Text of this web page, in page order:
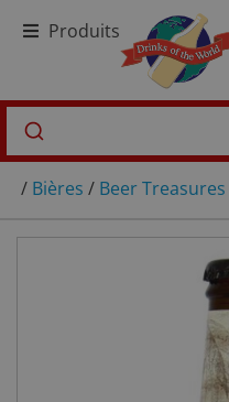
Produits
/ Bières / Beer Treasures